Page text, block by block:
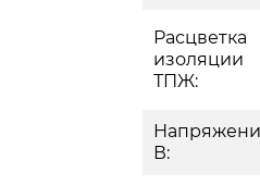
Расцветка
изоляции
ТПЖ:
В: